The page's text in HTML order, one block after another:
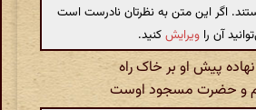
اگر این متن به نظرتان نادرست است
آن را ویرایشکنید.
پیش او بر خاک راه
و حضرت مسجود اوست